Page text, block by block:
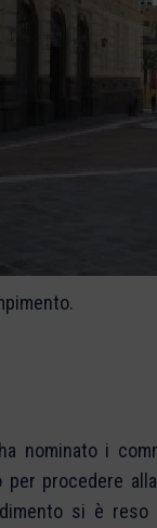
nominato i
per procedere
si è